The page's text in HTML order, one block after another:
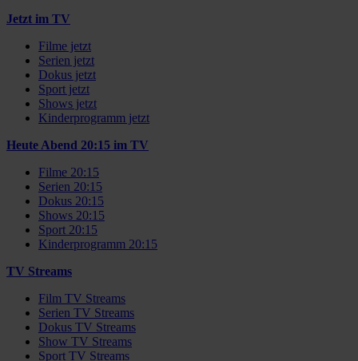
Jetzt im TV
Filme jetzt
Serien jetzt
Dokus jetzt
Sport jetzt
Shows jetzt
Kinderprogramm jetzt
Heute Abend 20:15 im TV
Filme 20:15
Serien 20:15
Dokus 20:15
Shows 20:15
Sport 20:15
Kinderprogramm 20:15
TV Streams
Film TV Streams
Serien TV Streams
Dokus TV Streams
Show TV Streams
Sport TV Streams